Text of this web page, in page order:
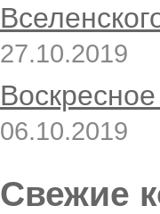
27.10.2019
06.10.2019
Свежие